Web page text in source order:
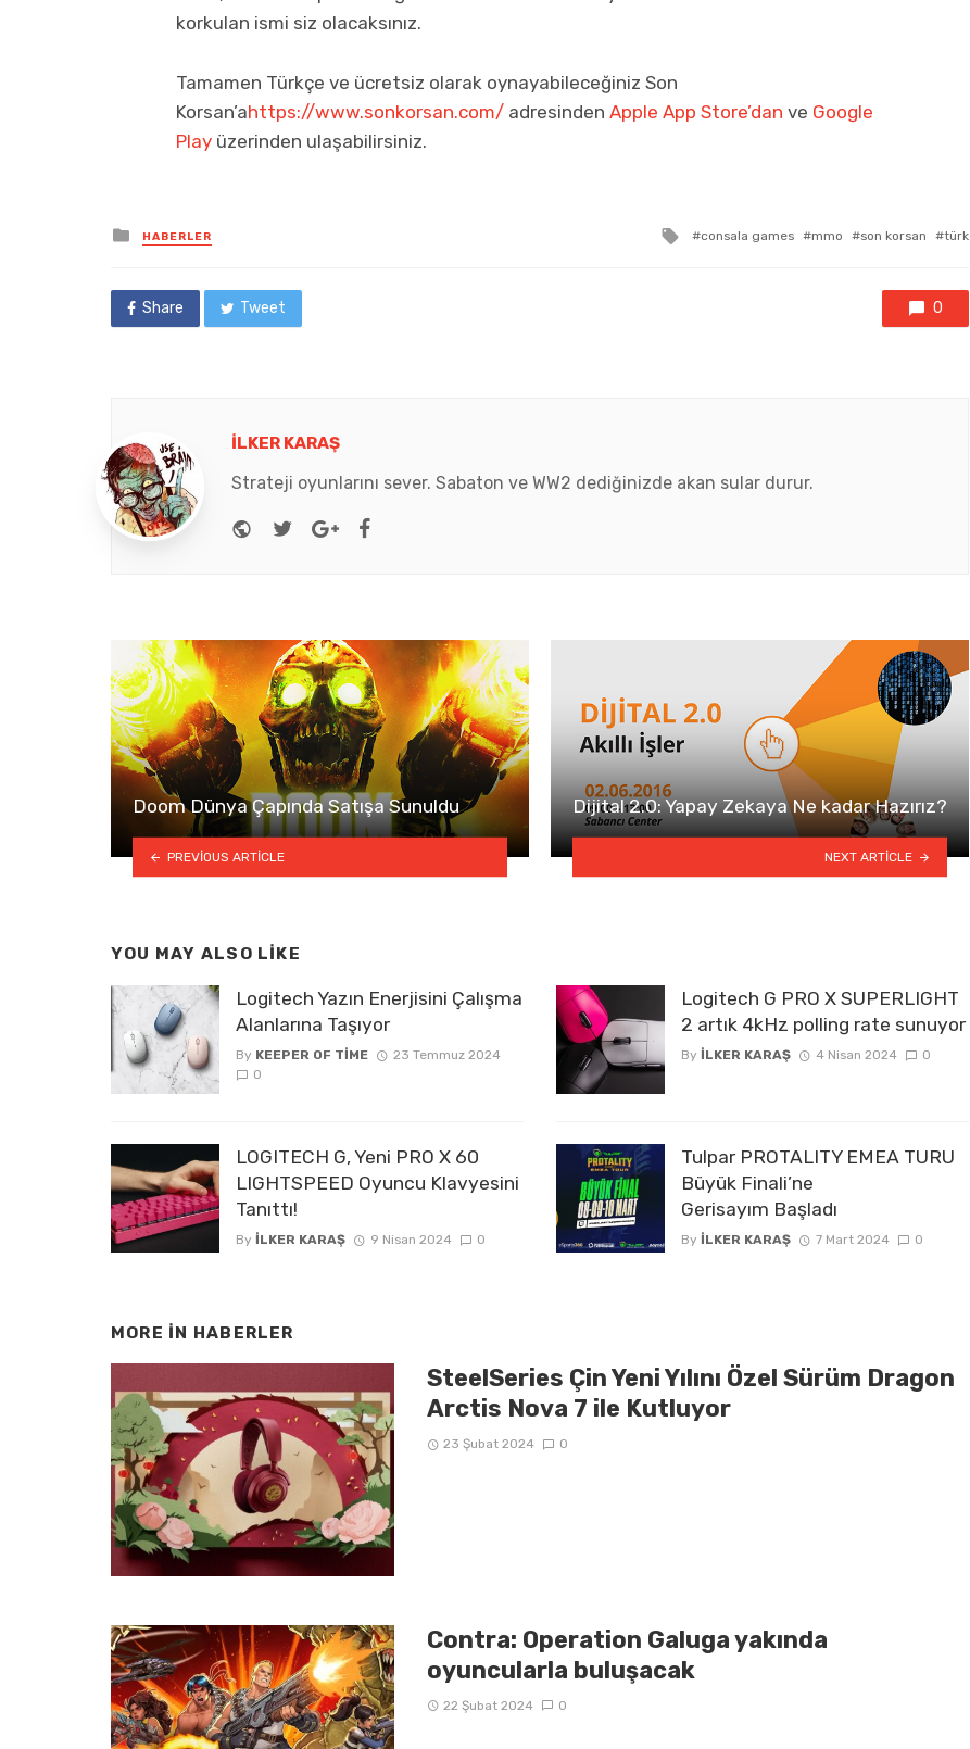
korkulan ismi siz olacaksınız.
Tamamen Türkçe ve ücretsiz olarak oynayabileceğiniz Son
Korsan’ahttps://www.sonkorsan.com/ adresinden Apple App Store’dan ve Google
Play üzerinden ulaşabilirsiniz.
Posted
in
HABERLER
Tagged
consala games mmo son korsan türk
Share Tweet 0
İLKER KARAŞ
Strateji oyunlarını sever. Sabaton ve WW2 dediğinizde akan sular durur.
Website
TwitterGoogle+
Doom Dünya Çapında Satışa Sunuldu
PREVIOUS ARTICLE
Dijital 2.0: Yapay Zekaya Ne kadar Hazırız?
NEXT ARTICLE
YOU MAY ALSO LIKE
Logitech Yazın Enerjisini Çalışma
Alanlarına Taşıyor
By KEEPER OF TIME
23 Temmuz 2024
0
LOGITECH G, Yeni PRO X 60
LIGHTSPEED Oyuncu Klavyesini
Tanıttı!
By İLKER KARAŞ 9 Nisan 2024 0
Logitech G PRO X SUPERLIGHT
2 artık 4kHz polling rate sunuyor
By İLKER KARAŞ 4 Nisan 2024 0
Tulpar PROTALITY EMEA TURU
Büyük Finali’ne
Gerisayım Başladı
By İLKER KARAŞ 7 Mart 2024 0
MORE IN HABERLER
SteelSeries Çin Yeni Yılını Özel Sürüm Dragon
Arctis Nova 7 ile Kutluyor
23 Şubat 2024 0
Contra: Operation Galuga yakında
oyuncularla buluşacak
22 Şubat 2024 0